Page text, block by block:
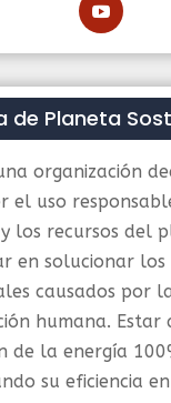
de Planeta
organización
el uso
y los recursos del
en solucionar los
causados por
humana. Estar
de la energía
su eficiencia